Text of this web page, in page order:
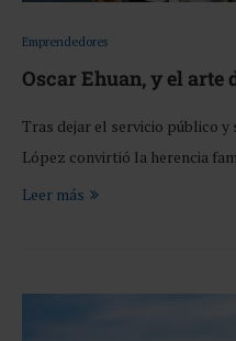
Emprendedores
Oscar Ehuan, y el arte
Tras dejar el servicio público y
López convirtió la herencia
Leer más